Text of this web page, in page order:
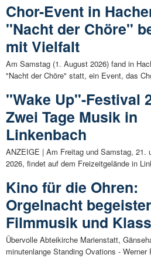
Chor-Event in
"Nacht der Chöre"
mit Vielfalt
Am Samstag (1. August 2026) fand in
"Nacht der Chöre" statt, ein Event, das
"Wake Up"-Festival
Zwei Tage Musik in
Linkenbach
ANZEIGE | Am Freitag und Samstag, 21.
2026, findet auf dem Freizeitgelände in
Kino für die Ohren:
Orgelnacht
Filmmusik und
Übervolle Abteikirche Marienstatt,
minutenlange Standing Ovations - Werner